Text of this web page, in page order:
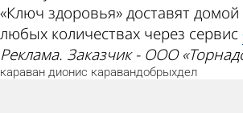
«Ключ здоровья» доставят
любых количествах через сервис
Реклама. Заказчик - ООО
караван дионис каравандобрыхдел